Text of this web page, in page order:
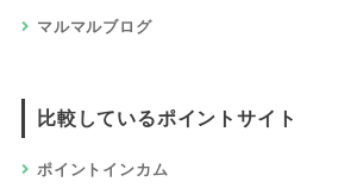
マルマルブログ
比較しているポイントサイト
ポイントインカム